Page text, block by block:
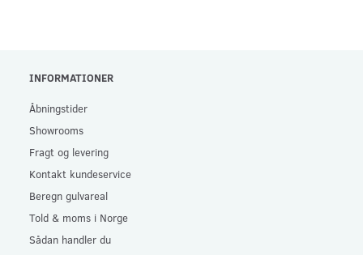
INFORMATIONER
Åbningstider
Showrooms
Fragt og levering
Kontakt kundeservice
Beregn gulvareal
Told & moms i Norge
Sådan handler du